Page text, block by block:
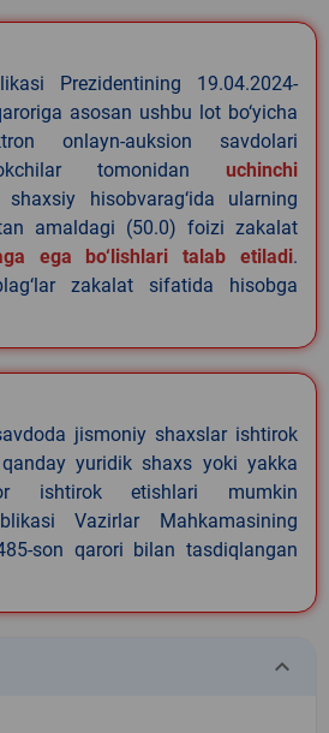
Prezidentining 19.04.2024-
asosan ushbu lot bo‘yicha
onlayn-auksion savdolari
tomonidan uchinchi
hisobvarag‘ida ularning
amaldagi (50.0) foizi zakalat
ega bo‘lishlari talab etiladi.
zakalat sifatida hisobga
jismoniy shaxslar ishtirok
yuridik shaxs yoki yakka
ishtirok etishlari mumkin
Vazirlar Mahkamasining
son qarori bilan tasdiqlangan
keyboard_arrow_down